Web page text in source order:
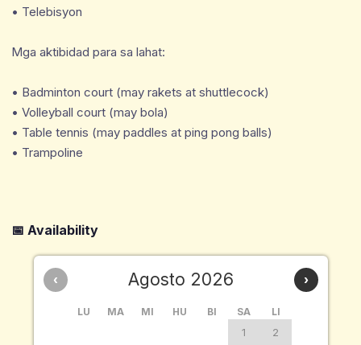
• Telebisyon
Mga aktibidad para sa lahat:
• Badminton court (may rakets at shuttlecock)
• Volleyball court (may bola)
• Table tennis (may paddles at ping pong balls)
• Trampoline
📅 Availability
‹ ›
Agosto 2026
LU MA MI HU BI SA LI
1 2